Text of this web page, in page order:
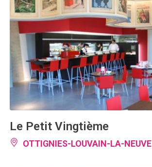
Le Petit Vingtième
OTTIGNIES-LOUVAIN-LA-NEUVE